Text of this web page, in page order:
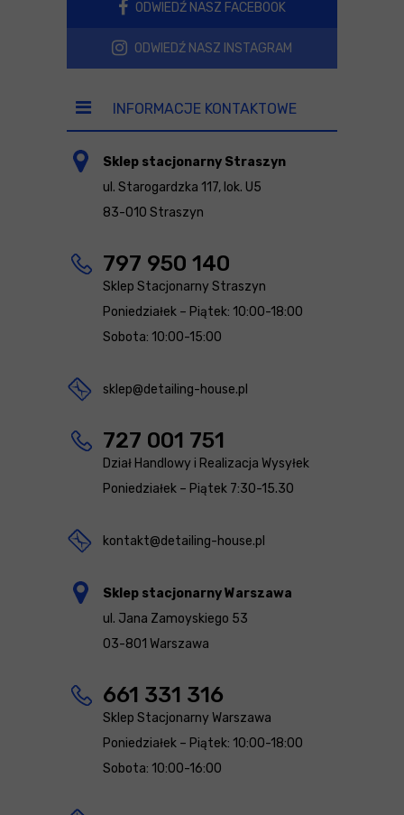
ODWIEDŹ NASZ FACEBOOK
ODWIEDŹ NASZ INSTAGRAM
INFORMACJE KONTAKTOWE
Sklep stacjonarny Straszyn
ul. Starogardzka 117, lok. U5
83-010 Straszyn
797 950 140
Sklep Stacjonarny Straszyn
Poniedziałek – Piątek: 10:00-18:00
Sobota: 10:00-15:00
sklep@detailing-house.pl
727 001 751
Dział Handlowy i Realizacja Wysyłek
Poniedziałek – Piątek 7:30-15.30
kontakt@detailing-house.pl
Sklep stacjonarny Warszawa
ul. Jana Zamoyskiego 53
03-801 Warszawa
661 331 316
Sklep Stacjonarny Warszawa
Poniedziałek – Piątek: 10:00-18:00
Sobota: 10:00-16:00